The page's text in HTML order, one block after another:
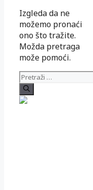
Izgleda da ne
možemo pronaći
ono što tražite.
Možda pretraga
može pomoći.
Pretraži: